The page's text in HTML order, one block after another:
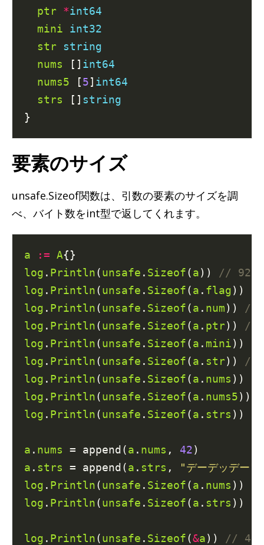
ptr *int64
mini
int32
str string
nums [] int64
nums5 [5] int64
strs [] string
要素のサイズ
unsafe.Sizeof関数は、引数の要素のサイズを調
べ、バイト数をint型で返してくれます。
a := A
log . Println(unsafe . Sizeof(a))
log . Println(unsafe . Sizeof(a . flag))
log . Println(unsafe . Sizeof(a . num))
log . Println(unsafe . Sizeof(a . ptr))
log . Println(unsafe . Sizeof(a . mini))
log . Println(unsafe . Sizeof(a . str))
log . Println(unsafe . Sizeof(a . nums ))
log . Println(unsafe . Sizeof(a . nums5))
log . Println(unsafe . Sizeof(a . strs ))
a . nums = append(a . nums , 42
a . strs = append(a . strs , "デーデッデー"
log . Println(unsafe . Sizeof(a . nums ))
log . Println(unsafe . Sizeof(a . strs ))
log . Println(unsafe . Sizeof(&a))